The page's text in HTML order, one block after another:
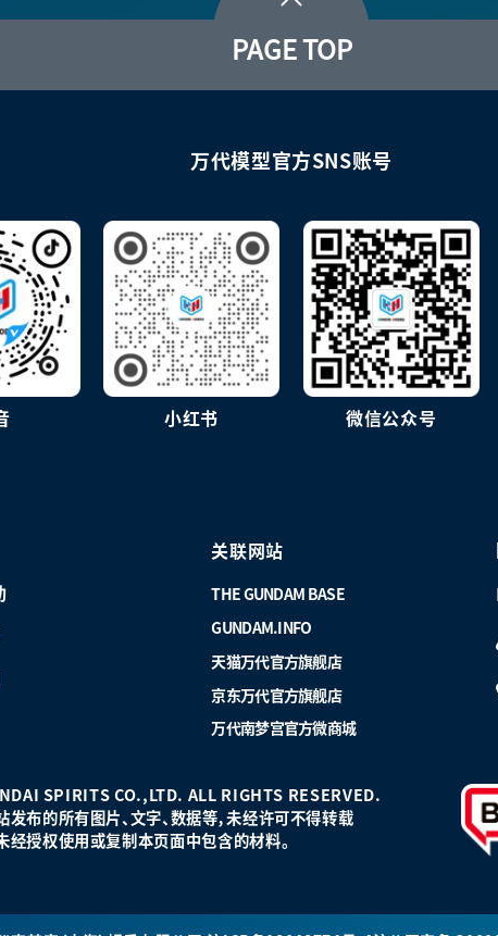
PAGE TOP
万代模型官方SNS账号
小红书 微信公众号
关联网站
THE GUNDAM BASE
GUNDAM.INFO
天猫万代官方旗舰店
京东万代官方旗舰店
万代南梦宫官方微商城
SPIRITS CO.,LTD. ALL RIGHTS RESERVED.
发布的所有图片、文字、数据等，未经许可不得转载
经授权使用或复制本页面中包含的材料。